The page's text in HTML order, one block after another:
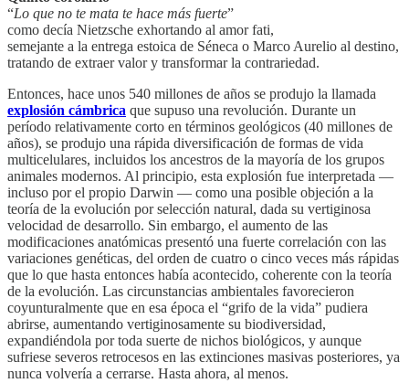
“Lo que no te mata te hace más fuerte”
como decía Nietzsche exhortando al amor fati,
semejante a la entrega estoica de Séneca o Marco Aurelio al destino,
tratando de extraer valor y transformar la contrariedad.
Entonces, hace unos 540 millones de años se produjo la llamada
explosión cámbrica que supuso una revolución. Durante un
período relativamente corto en términos geológicos (40 millones de
años), se produjo una rápida diversificación de formas de vida
multicelulares, incluidos los ancestros de la mayoría de los grupos
animales modernos. Al principio, esta explosión fue interpretada —
incluso por el propio Darwin — como una posible objeción a la
teoría de la evolución por selección natural, dada su vertiginosa
velocidad de desarrollo. Sin embargo, el aumento de las
modificaciones anatómicas presentó una fuerte correlación con las
variaciones genéticas, del orden de cuatro o cinco veces más rápidas
que lo que hasta entonces había acontecido, coherente con la teoría
de la evolución. Las circunstancias ambientales favorecieron
coyunturalmente que en esa época el “grifo de la vida” pudiera
abrirse, aumentando vertiginosamente su biodiversidad,
expandiéndola por toda suerte de nichos biológicos, y aunque
sufriese severos retrocesos en las extinciones masivas posteriores, ya
nunca volvería a cerrarse. Hasta ahora, al menos.